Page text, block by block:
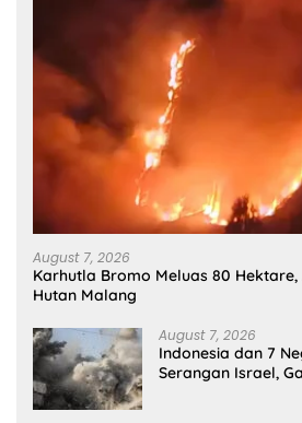
August 7, 2026
Karhutla Bromo Meluas 80
Hutan Malang
August 7, 2026
Indonesia dan 7
Serangan Israel,